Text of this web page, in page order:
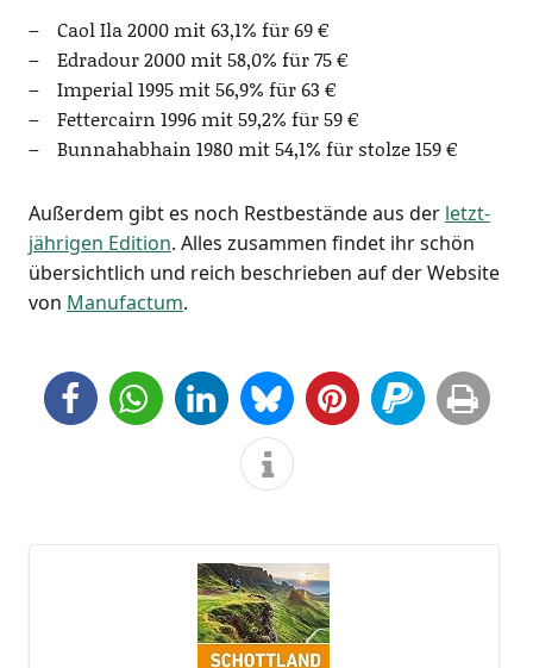
Caol Ila 2000 mit 63,1% für 69 €
Edra­dour 2000 mit 58,0% für 75 €
Impe­ri­al 1995 mit 56,9% für 63 €
Fet­ter­cairn 1996 mit 59,2% für 59 €
Bun­na­hab­hain 1980 mit 54,1% für stol­ze 159 €
Außer­dem gibt es noch Rest­be­stän­de aus der letzt­
jäh­ri­gen Edi­ti­on. Alles zusam­men fin­det ihr schön
über­sicht­lich und reich beschrie­ben auf der Web­site
von Manu­fac­tum.